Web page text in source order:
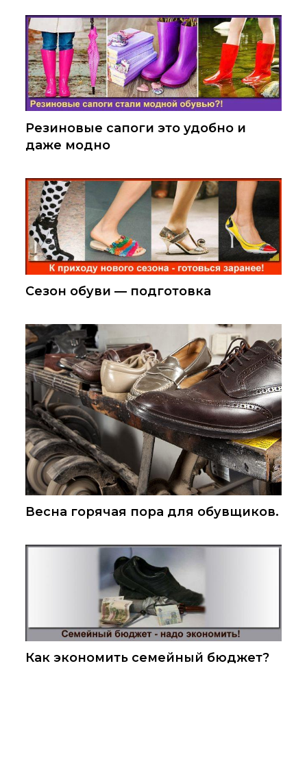
Резиновые сапоги это удобно и
даже модно
Сезон обуви — подготовка
Весна горячая пора для обувщиков.
Как экономить семейный бюджет?